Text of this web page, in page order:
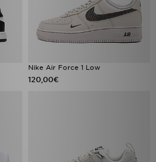
Nike Air Force 1 Low
120,00€